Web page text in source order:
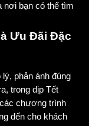
nơi bạn có thể tìm
Ưu Đãi Đặc
phản ánh đúng
trong dịp Tết
chương trình
đến cho khách